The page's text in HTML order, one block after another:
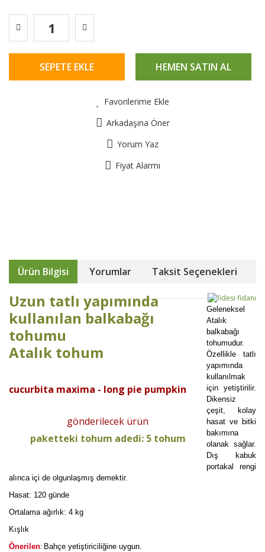
SEPETE EKLE HEMEN SATIN AL
Favorilerime Ekle
Arkadaşına Öner
Yorum Yaz
Fiyat Alarmı
Ürün Bilgisi Yorumlar Taksit Seçenekleri
Uzun tatlı yapımında
kullanılan balkabağı
tohumu
Atalık tohum
cucurbita maxima - long pie pumpkin
gönderilecek ürün
paketteki tohum adedi: 5 tohum
Geleneksel
Atalık
balkabağı
tohumudur.
Özellikle tatlı
yapımında
kullanılmak
için yetiştirilir.
Dikensiz
çeşit, kolay
hasat ve bitki
bakımına
olanak sağlar.
Dış kabuk
portakal rengi
alınca içi de olgunlaşmış demektir.
Hasat: 120 günde
Ortalama ağırlık: 4 kg
Kışlık
Önerilen: Bahçe yetiştiriciliğine uygun.